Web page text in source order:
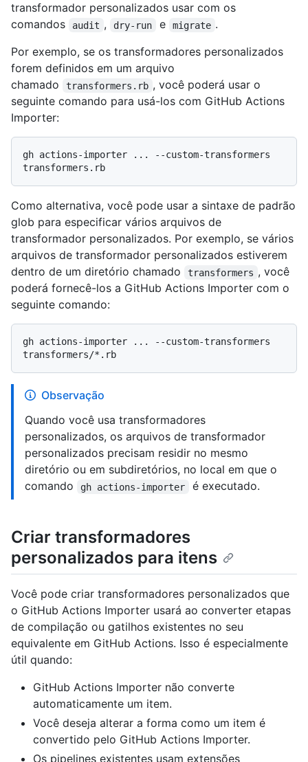
transformador personalizados usar com os
comandos
audit , dry-run e migrate .
Por exemplo, se os transformadores personalizados
forem definidos em um arquivo
chamado
transformers.rb , você poderá usar o
seguinte comando para usá-los com GitHub Actions
Importer:
gh actions-importer ... --custom-transformers
Como alternativa, você pode usar a sintaxe de padrão
glob para especificar vários arquivos de
transformador personalizados. Por exemplo, se vários
arquivos de transformador personalizados estiverem
dentro de um diretório chamado
transformers , você
poderá fornecê-los a GitHub Actions Importer com o
seguinte comando:
gh actions-importer ... --custom-transformers
Observação
Quando você usa transformadores
personalizados, os arquivos de transformador
personalizados precisam residir no mesmo
diretório ou em subdiretórios, no local em que o
comando
gh actions-importer é executado.
Criar transformadores
personalizados para itens
Você pode criar transformadores personalizados que
o GitHub Actions Importer usará ao converter etapas
de compilação ou gatilhos existentes no seu
equivalente em GitHub Actions. Isso é especialmente
útil quando:
GitHub Actions Importer não converte
automaticamente um item.
Você deseja alterar a forma como um item é
convertido pelo GitHub Actions Importer.
Os pipelines existentes usam extensões